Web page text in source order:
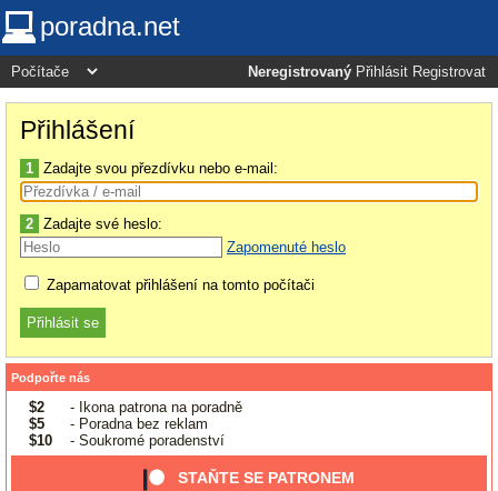
poradna.net
Neregistrovaný Přihlásit Registrovat
Přihlášení
1 Zadajte svou přezdívku nebo e-mail:
2 Zadajte své heslo:
Zapomenuté heslo
Zapamatovat přihlášení na tomto počítači
Podpořte nás
$2
- Ikona patrona na poradně
$5
- Poradna bez reklam
$10
- Soukromé poradenství
STAŇTE SE PATRONEM